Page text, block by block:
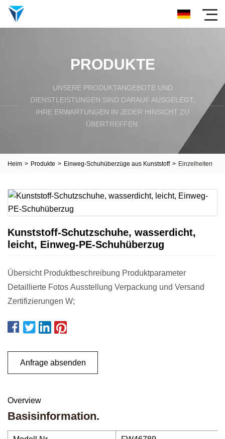
PRODUKTE
UNSERE PRODUKTANGEBOTE UND
DIENSTLEISTUNGEN SIND DARAUF AUSGELEGT,
IHRE ERWARTUNGEN IN JEDER HINSICHT ZU
ÜBERTREFFEN.
Heim > Produkte > Einweg-Schuhüberzüge aus Kunststoff > Einzelheiten
Kunststoff-Schutzschuhe, wasserdicht,
leicht, Einweg-PE-Schuhüberzug
Übersicht Produktbeschreibung Produktparameter
Detaillierte Fotos Ausstellung Verpackung und Versand
Zertifizierungen W;
Anfrage absenden
Overview
Basisinformation.